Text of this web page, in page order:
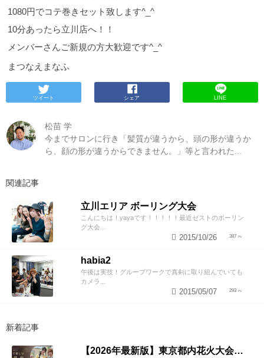
1080円でコテ巻きセット致します^_^
10分あったら立川店へ！！
メンバーさんご新規の方大歓迎です^_^
まつなえまなふ
ツイート シェア LINE
松苗 学
今までサロンに行き「髪質が違うから、頭の形が違うか
ら、顔の形が違うからできません。」等と言われた...
関連記事
立川エリア ボーリング大会
こんにちは！yayaです！！！！！最近ゼストのボーリン
グ大会...
387
2015/10/26
habia2
午後は実技！グループワークで真剣に取り組んでいても
カメラ...
293
2015/05/07
新着記事
【2026年最新版】東京都内花火大会まとめ｜浴衣着付け・ヘアセットならZESTへ